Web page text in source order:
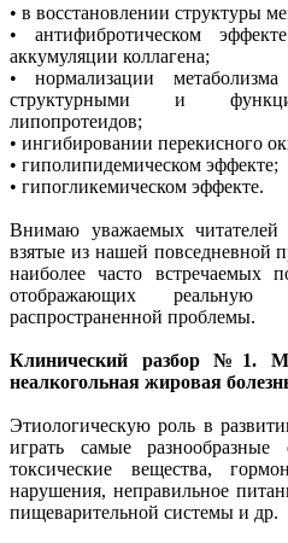
• в восстановлении структуры
• антифибротическом
аккумуляции коллагена;
• нормализации
структурными и
липопротеидов;
• ингибировании перекисного
• гиполипидемическом эффекте;
• гипогликемическом эффекте.
Внимаю уважаемых
взятые из нашей повседневной
наиболее часто встречаемых
отображающих
распространенной проблемы.
Клинический разбор №1.
неалкогольная жировая
Этиологическую роль в
играть самые
токсические вещества,
нарушения, неправильное
пищеварительной системы и др.